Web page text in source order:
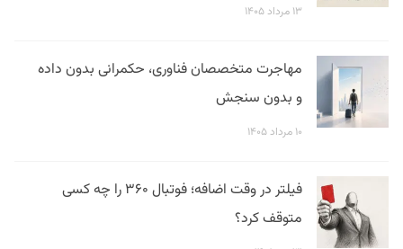
۱۳ مرداد ۱۴۰۵
مهاجرت متخصصان فناوری، حکمرانی بدون داده
و بدون سنجش
۱۰ مرداد ۱۴۰۵
فیلتر در وقت اضافه؛ فوتبال ۳۶۰ را چه کسی
متوقف کرد؟